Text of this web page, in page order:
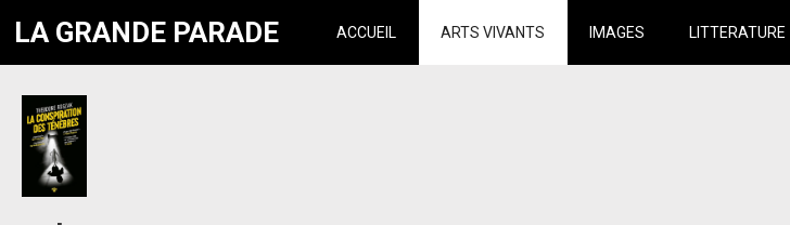
LA GRANDE PARADE ACCUEIL ARTS VIVANTS IMAGES LITTERATURE